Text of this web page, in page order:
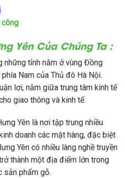
công
Yên Của Chúng Ta :
những tỉnh nằm ở vùng Đồng
Nam của Thủ đô Hà Nội.
lợi, nằm giữa trung tâm kinh tế
giao thông và kinh tế.
Yên là nơi tập trung nhiều
doanh các mặt hàng, đặc biệt
Yên có nhiều làng nghề truyền
thành một địa điểm lớn trong
sản phẩm gỗ.